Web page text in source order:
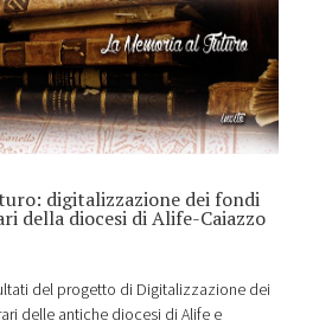
digitalizzazione dei fondi
della diocesi di Alife-Caiazzo
del progetto di Digitalizzazione dei
delle antiche diocesi di Alife e